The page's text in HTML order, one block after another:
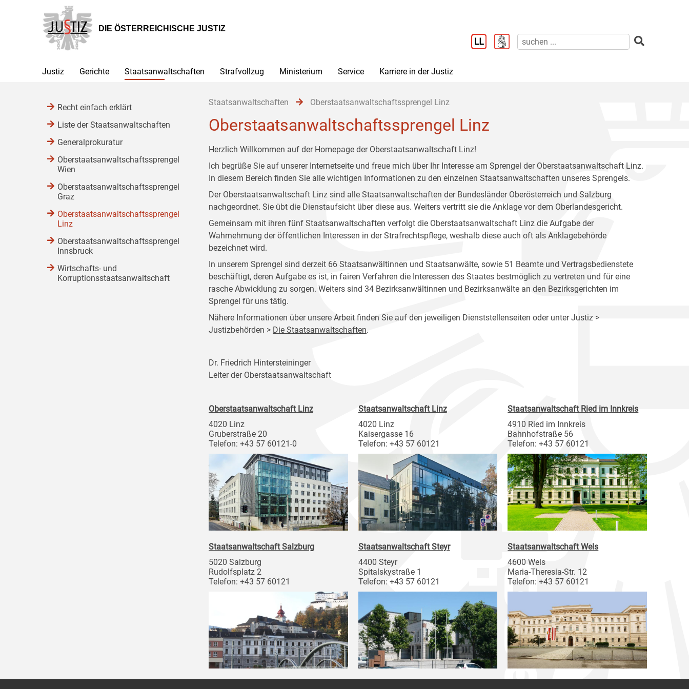
Hauptnavigation
[1]
Inhalt
[2]
Untermenü
[3]
DIE ÖSTERREICHISCHE JUSTIZ
Justiz Gerichte Staatsanwaltschaften Strafvollzug Ministerium Service Karriere in der Justiz
Staatsanwaltschaften Oberstaatsanwaltschaftssprengel Linz
Oberstaatsanwaltschaftssprengel Linz
Herzlich Willkommen auf der Homepage der Oberstaatsanwaltschaft Linz!
Ich begrüße Sie auf unserer Internetseite und freue mich über Ihr Interesse am Sprengel der Oberstaatsanwaltschaft Linz.
In diesem Bereich finden Sie alle wichtigen Informationen zu den einzelnen Staatsanwaltschaften unseres Sprengels.
Der Oberstaatsanwaltschaft Linz sind alle Staatsanwaltschaften der Bundesländer Oberösterreich und Salzburg
nachgeordnet. Sie übt die Dienstaufsicht über diese aus. Weiters vertritt sie die Anklage vor dem Oberlandesgericht.
Gemeinsam mit ihren fünf Staatsanwaltschaften verfolgt die Oberstaatsanwaltschaft Linz die Aufgabe der
Wahrnehmung der öffentlichen Interessen in der Strafrechtspflege, weshalb diese auch oft als Anklagebehörde
bezeichnet wird.
In unserem Sprengel sind derzeit 66 Staatsanwältinnen und Staatsanwälte, sowie 51 Beamte und Vertragsbedienstete
beschäftigt, deren Aufgabe es ist, in fairen Verfahren die Interessen des Staates bestmöglich zu vertreten und für eine
rasche Abwicklung zu sorgen. Weiters sind 34 Bezirksanwältinnen und Bezirksanwälte an den Bezirksgerichten im
Sprengel für uns tätig.
Nähere Informationen über unsere Arbeit finden Sie auf den jeweiligen Dienststellenseiten oder unter Justiz >
Justizbehörden > Die Staatsanwaltschaften.
Dr. Friedrich Hintersteininger
Leiter der Oberstaatsanwaltschaft
Oberstaatsanwaltschaft Linz
4020 Linz
Gruberstraße 20
Telefon: +43 57 60121-0
Staatsanwaltschaft Linz
4020 Linz
Kaisergasse 16
Telefon: +43 57 60121
Staatsanwaltschaft Ried im Innkreis
4910 Ried im Innkreis
Bahnhofstraße 56
Telefon: +43 57 60121
Staatsanwaltschaft Salzburg
5020 Salzburg
Rudolfsplatz 2
Telefon: +43 57 60121
Staatsanwaltschaft Steyr
4400 Steyr
Spitalskystraße 1
Telefon: +43 57 60121
Staatsanwaltschaft Wels
4600 Wels
Maria-Theresia-Str. 12
Telefon: +43 57 60121
Recht einfach erklärt
Liste der Staatsanwaltschaften
Generalprokuratur
Oberstaatsanwaltschaftssprengel
Wien
Oberstaatsanwaltschaftssprengel
Graz
Oberstaatsanwaltschaftssprengel
Linz
Oberstaatsanwaltschaftssprengel
Innsbruck
Wirtschafts- und
Korruptionsstaatsanwaltschaft